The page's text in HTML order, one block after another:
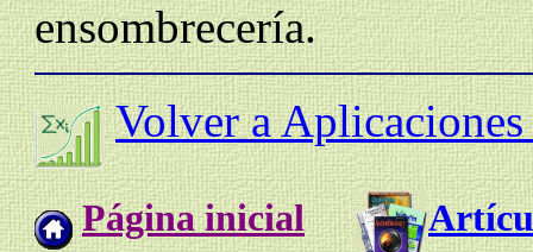
ensombrecería.
Volver a Aplicaciones
Página inicial